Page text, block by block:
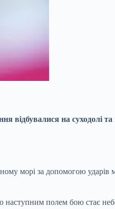
відбувалися на суходолі
морі за допомогою ударів
наступним полем бою стає